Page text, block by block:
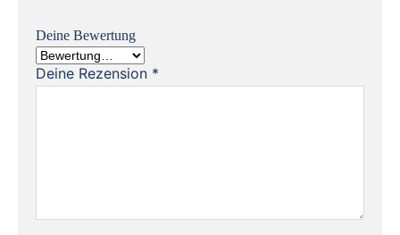
Deine Bewertung
Deine Rezension *